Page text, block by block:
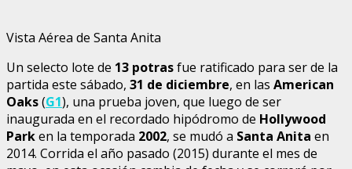
Vista Aérea de Santa Anita
Un selecto lote de 13 potrasfue ratificado para ser de la
partida este sábado, 31 de diciembre, en las American
Oaks(G1), una prueba joven, que luego de ser
inaugurada en el recordado hipódromo de Hollywood
Parken la temporada 2002, se mudó a Santa Anita en
2014. Corrida el año pasado (2015) durante el mes de